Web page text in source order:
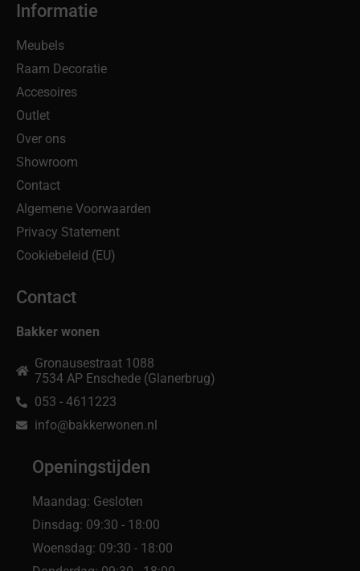
Informatie
Meubels
Raam Decoratie
Accesoires
Outlet
Over ons
Showroom
Contact
Algemene Voorwaarden
Privacy Statement
Cookiebeleid (EU)
Contact
Bakker wonen
Gronausestraat 1088
7534 AP Enschede (Glanerbrug)
053 - 4611223
info@bakkerwonen.nl
Openingstijden
Maandag: Gesloten
Dinsdag: 09:30 - 18:00
Woensdag: 09:30 - 18:00